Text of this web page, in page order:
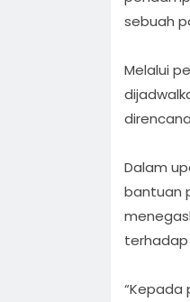
sebuah
Melalui
Dalam
bantuan
terhadap
“Kepada